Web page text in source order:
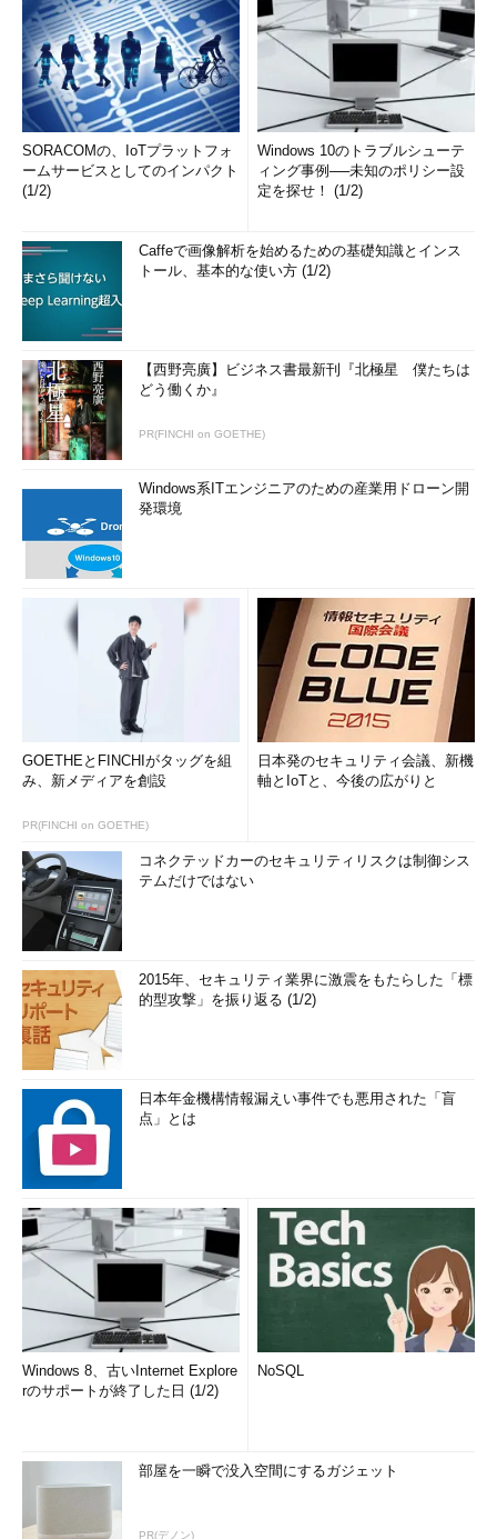
SORACOMの、IoTプラットフォ
ームサービスとしてのインパクト
(1/2)
Windows 10のトラブルシューテ
ィング事例──未知のポリシー設
定を探せ！ (1/2)
Caffeで画像解析を始めるための基礎知識とインス
トール、基本的な使い方 (1/2)
【西野亮廣】ビジネス書最新刊『北極星 僕たちは
どう働くか』
PR(FINCHI on GOETHE)
Windows系ITエンジニアのための産業用ドローン開
発環境
GOETHEとFINCHIがタッグを組
み、新メディアを創設
PR(FINCHI on GOETHE)
日本発のセキュリティ会議、新機
軸とIoTと、今後の広がりと
コネクテッドカーのセキュリティリスクは制御シス
テムだけではない
2015年、セキュリティ業界に激震をもたらした「標
的型攻撃」を振り返る (1/2)
日本年金機構情報漏えい事件でも悪用された「盲
点」とは
Windows 8、古いInternet Explore
rのサポートが終了した日 (1/2)
NoSQL
部屋を一瞬で没入空間にするガジェット
PR(デノン)